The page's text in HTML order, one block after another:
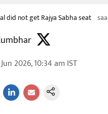
did not get Rajya Sabha seat
2026, 10:34 am IST